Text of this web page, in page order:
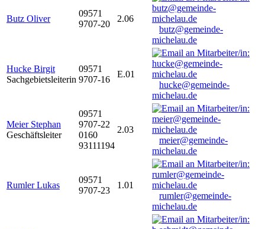
Butz Oliver
09571
9707-20
2.06
butz@gemeinde-
michelau.de
Hucke Birgit
Sachgebietsleiterin
09571
9707-16
E.01
hucke@gemeinde-
michelau.de
Meier Stephan
Geschäftsleiter
09571
9707-22
0160
93111194
2.03
meier@gemeinde-
michelau.de
Rumler Lukas
09571
9707-23
1.01
rumler@gemeinde-
michelau.de